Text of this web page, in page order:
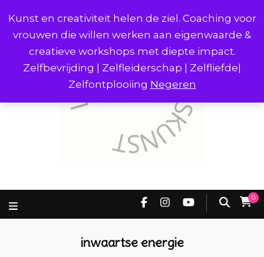
Kunst en creativiteit helen de ziel. Coaching voor
vrouwen die willen werken aan eigenwaarde &
creatieve workshops met diepte impact.
Zelfbevrijding | Zelfleiderschap | Zelfliefde|
Zelfontplooiing Negeren
0
inwaartse energie